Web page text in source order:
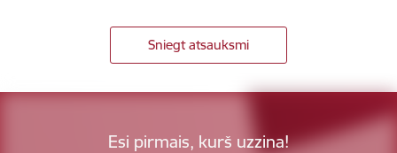
Sniegt atsauksmi
Esi pirmais, kurš uzzina!